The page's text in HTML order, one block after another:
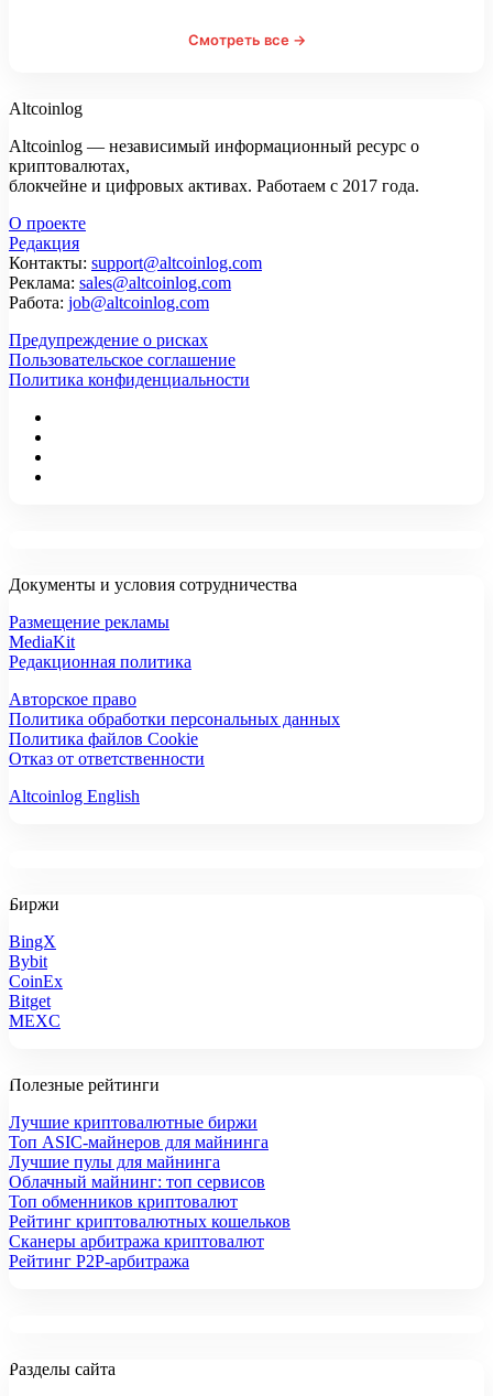
Смотреть все →
Altcoinlog
Altcoinlog — независимый информационный ресурс о
криптовалютах,
блокчейне и цифровых активах. Работаем с 2017 года.
О проекте
Редакция
Контакты: support@altcoinlog.com
Реклама: sales@altcoinlog.com
Работа: job@altcoinlog.com
Предупреждение о рисках
Пользовательское соглашение
Политика конфиденциальности
Документы и условия сотрудничества
Размещение рекламы
MediaKit
Редакционная политика
Авторское право
Политика обработки персональных данных
Политика файлов Cookie
Отказ от ответственности
Altcoinlog English
Биржи
BingX
Bybit
CoinEx
Bitget
MEXC
Полезные рейтинги
Лучшие криптовалютные биржи
Топ ASIC-майнеров для майнинга
Лучшие пулы для майнинга
Облачный майнинг: топ сервисов
Топ обменников криптовалют
Рейтинг криптовалютных кошельков
Сканеры арбитража криптовалют
Рейтинг P2P-арбитража
Разделы сайта